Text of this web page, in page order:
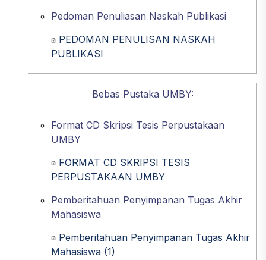
Pedoman Penuliasan Naskah Publikasi
PEDOMAN PENULISAN NASKAH
PUBLIKASI
Bebas Pustaka UMBY:
Format CD Skripsi Tesis Perpustakaan
UMBY
FORMAT CD SKRIPSI TESIS
PERPUSTAKAAN UMBY
Pemberitahuan Penyimpanan Tugas Akhir
Mahasiswa
Pemberitahuan Penyimpanan Tugas Akhir
Mahasiswa (1)